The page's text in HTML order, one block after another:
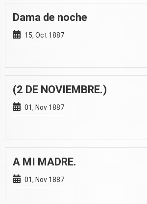
Dama de noche
15, Oct 1887
(2 DE NOVIEMBRE.)
01, Nov 1887
A MI MADRE.
01, Nov 1887